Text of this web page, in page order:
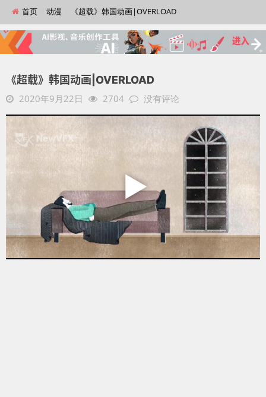
首页 动漫 《超载》韩国动画|OVERLOAD
《超载》韩国动画|OVERLOAD
2020年9月22日 2704 没有评论